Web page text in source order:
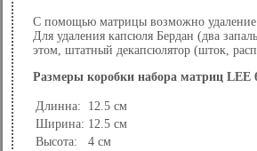
С помощью матрицы возможно удаление
Для удаления капсюля Бердан (два
этом, штатный декапсюлятор (шток,
Размеры коробки набора матриц LEE
Длинна:
12.5 см
Ширина: 12.5 см
Высота:
4 см